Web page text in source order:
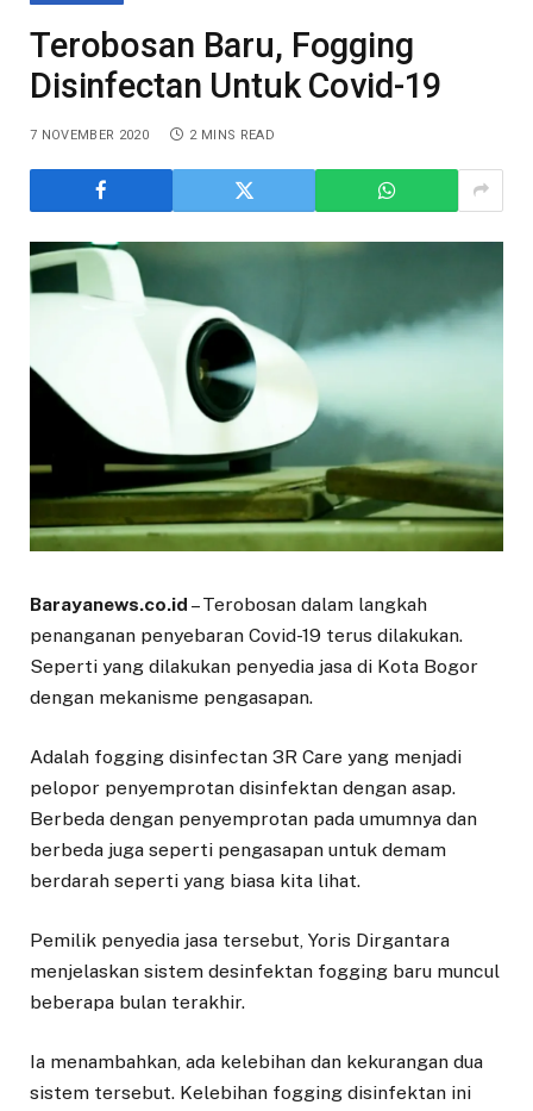
Terobosan Baru, Fogging
Disinfectan Untuk Covid-19
7 NOVEMBER 2020 2 MINS READ
Barayanews.co.id – Terobosan dalam langkah
penanganan penyebaran Covid-19 terus dilakukan.
Seperti yang dilakukan penyedia jasa di Kota Bogor
dengan mekanisme pengasapan.
Adalah fogging disinfectan 3R Care yang menjadi
pelopor penyemprotan disinfektan dengan asap.
Berbeda dengan penyemprotan pada umumnya dan
berbeda juga seperti pengasapan untuk demam
berdarah seperti yang biasa kita lihat.
Pemilik penyedia jasa tersebut, Yoris Dirgantara
menjelaskan sistem desinfektan fogging baru muncul
beberapa bulan terakhir.
Ia menambahkan, ada kelebihan dan kekurangan dua
sistem tersebut. Kelebihan fogging disinfektan ini